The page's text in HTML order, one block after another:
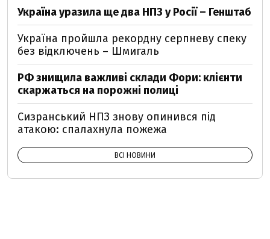
Україна уразила ще два НПЗ у Росії – Генштаб
Україна пройшла рекордну серпневу спеку
без відключень – Шмигаль
РФ знищила важливі склади Фори: клієнти
скаржаться на порожні полиці
Сизранський НПЗ знову опинився під
атакою: спалахнула пожежа
ВСІ НОВИНИ